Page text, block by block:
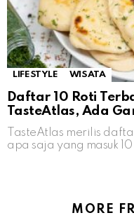
LIFESTYLE WISATA
Daftar 10 Roti
TasteAtlas, Ada
TasteAtlas merilis
apa saja yang masuk
MORE